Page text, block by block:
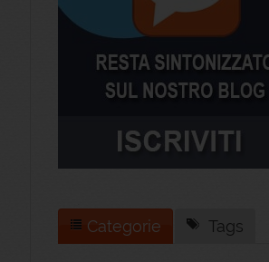
Categorie Tags